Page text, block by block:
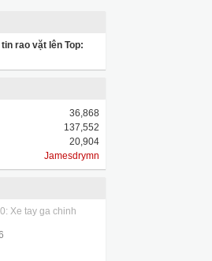
rao vặt lên Top:
36,868
137,552
20,904
Jamesdrymn
Xe tay ga chinh